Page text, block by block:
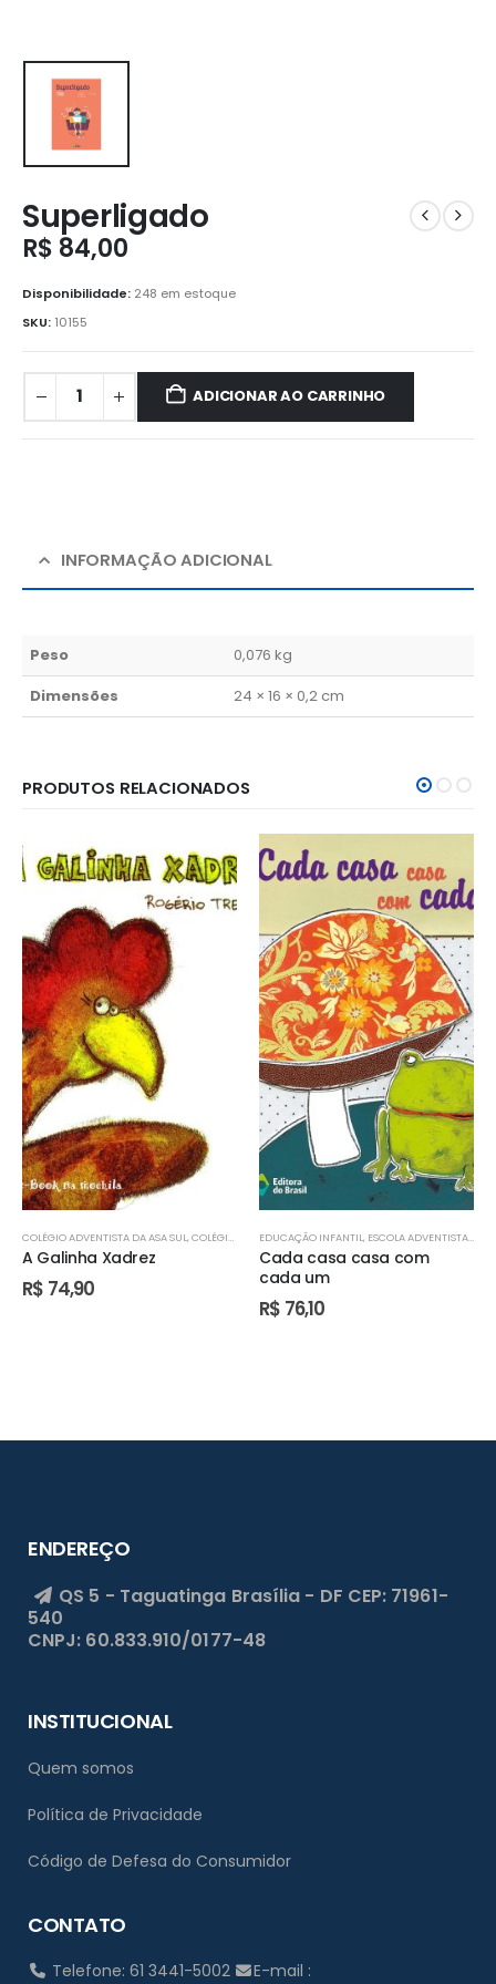
Superligado
R$ 84,00
Disponibilidade: 248 em estoque
SKU: 10155
ADICIONAR AO CARRINHO
INFORMAÇÃO ADICIONAL
Peso
0,076 kg
Dimensões
24 × 16 × 0,2 cm
PRODUTOS RELACIONADOS
COLÉGIO ADVENTISTA DA ASA SUL,COLÉGIO ADVENTISTA DE ÁGUAS CLARAS ,COLÉGIO
A Galinha Xadrez
R$ 74,90
EDUCAÇÃO INFANTIL, ESCOLA ADVENTISTA DE FORMOSA – GO
Cada casa casa com
cada um
R$ 76,10
ENDEREÇO
QS 5 - Taguatinga Brasília - DF CEP: 71961-
540
CNPJ: 60.833.910/0177-48
INSTITUCIONAL
Quem somos
Política de Privacidade
Código de Defesa do Consumidor
CONTATO
Telefone: 61 3441-5002 E-mail :